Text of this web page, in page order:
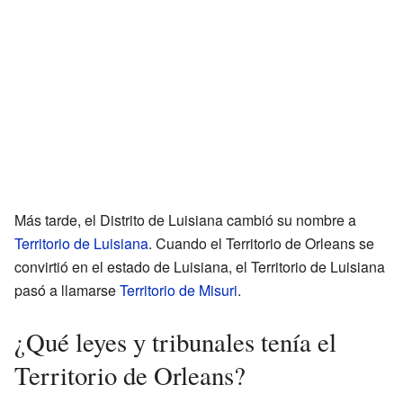
Más tarde, el Distrito de Luisiana cambió su nombre a
Territorio de Luisiana. Cuando el Territorio de Orleans se
convirtió en el estado de Luisiana, el Territorio de Luisiana
pasó a llamarseTerritorio de Misuri.
¿Qué leyes y tribunales tenía el
Territorio de Orleans?